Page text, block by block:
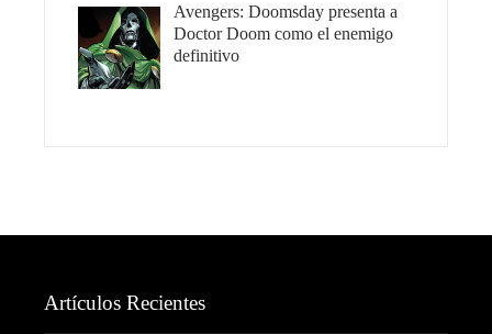
Avengers: Doomsday presenta a
Doctor Doom como el enemigo
definitivo
Artículos Recientes